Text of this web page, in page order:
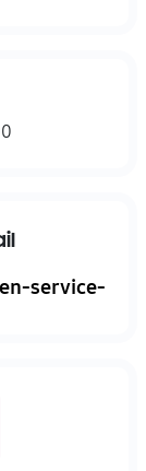
service-